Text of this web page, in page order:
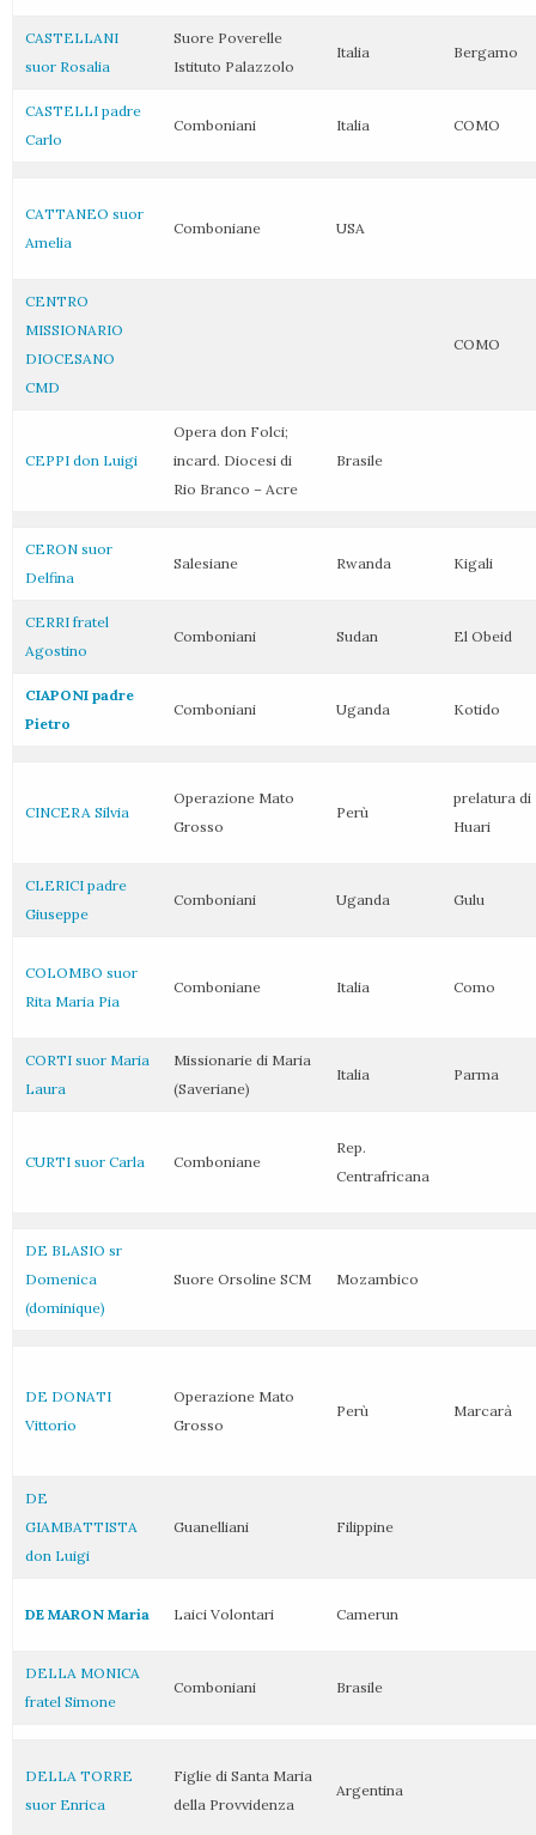
CASTELLANI
suor Rosalia
Suore Poverelle
Istituto Palazzolo
Italia Bergamo
CASTELLI padre
Carlo
Comboniani Italia COMO
CATTANEO suor
Amelia
Comboniane USA
CENTRO
MISSIONARIO
DIOCESANO
CMD
COMO
CEPPI don Luigi
Opera don Folci;
incard. Diocesi di
Rio Branco – Acre
Brasile
CERON suor
Delfina
Salesiane Rwanda Kigali
CERRI fratel
Agostino
Comboniani Sudan El Obeid
CIAPONI padre
Pietro
Comboniani Uganda Kotido
CINCERA Silvia
Operazione Mato
Grosso
Perù
prelatura di
Huari
CLERICI padre
Giuseppe
Comboniani Uganda Gulu
COLOMBO suor
Rita Maria Pia
Comboniane Italia Como
CORTI suor Maria
Laura
Missionarie di Maria
(Saveriane)
Italia Parma
CURTI suor Carla Comboniane
Rep.
Centrafricana
DE BLASIO sr
Domenica
(dominique)
Suore Orsoline SCM Mozambico
DE DONATI
Vittorio
Operazione Mato
Grosso
Perù Marcarà
DE
GIAMBATTISTA
don Luigi
Guanelliani Filippine
DE MARON Maria Laici Volontari Camerun
DELLA MONICA
fratel Simone
Comboniani Brasile
DELLA TORRE
suor Enrica
Figlie di Santa Maria
della Provvidenza
Argentina